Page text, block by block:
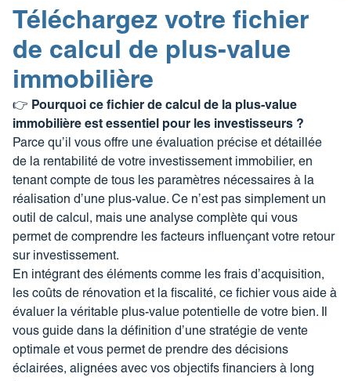
Le tableau d’amortissement
bancaire
Découvrir votre profil investisseur
Guide des projets urbains
Téléchargez votre fichier
de calcul de plus-value
immobilière
👉 Pourquoi ce fichier de calcul de la plus-value
immobilière est essentiel pour les investisseurs ?
Parce qu’il vous offre une évaluation précise et détaillée
de la rentabilité de votre investissement immobilier, en
tenant compte de tous les paramètres nécessaires à la
réalisation d’une plus-value. Ce n’est pas simplement un
outil de calcul, mais une analyse complète qui vous
permet de comprendre les facteurs influençant votre retour
sur investissement.
En intégrant des éléments comme les frais d’acquisition,
les coûts de rénovation et la fiscalité, ce fichier vous aide à
évaluer la véritable plus-value potentielle de votre bien. Il
vous guide dans la définition d’une stratégie de vente
optimale et vous permet de prendre des décisions
éclairées, alignées avec vos objectifs financiers à long